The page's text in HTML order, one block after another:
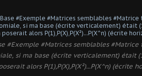
#Exemple #Matrices semblables
si ma base (écrite verticalement) était
alors P(1),P(X),P(X²)...P(X^n) (écrite